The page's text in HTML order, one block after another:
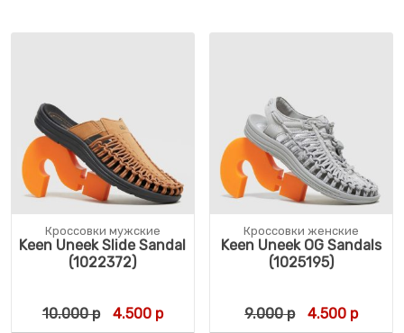
Кроссовки мужские
Keen Uneek Slide Sandal
(1022372)
10.000р Первоначальная цена составляла 10.000
4.500рТекущая цена: 4.500 р.
Кроссовки женские
Keen Uneek OG Sandals
(1025195)
9.000р 4.500 р